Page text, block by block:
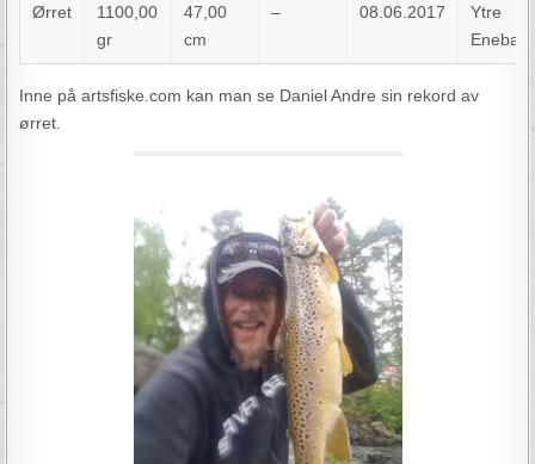
Ørret
1100,00
gr
47,00
cm
– 08.06.2017
Ytre
Inne på artsfiske.com kan man se Daniel Andre sin rekord av
ørret.